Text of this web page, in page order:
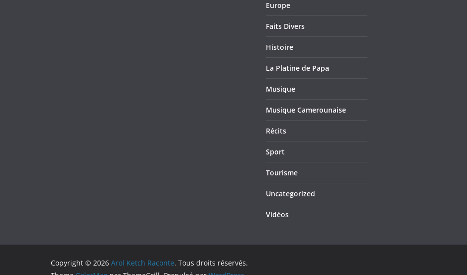
Europe
Faits Divers
Histoire
La Platine de Papa
Musique
Musique Camerounaise
Récits
Sport
Tourisme
Uncategorized
Vidéos
Copyright © 2026 Arol Ketch Raconte. Tous droits réservés.